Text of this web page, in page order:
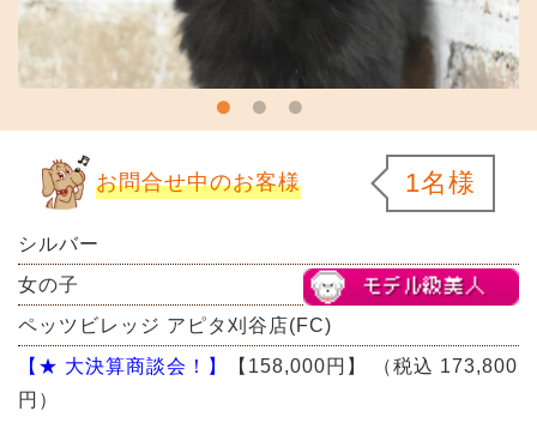
お問合せ中のお客様 1名様
シルバー
女の子
ペッツビレッジ アピタ刈谷店(FC)
【★ 大決算商談会！】
【158,000円】
（税込 173,800
円）